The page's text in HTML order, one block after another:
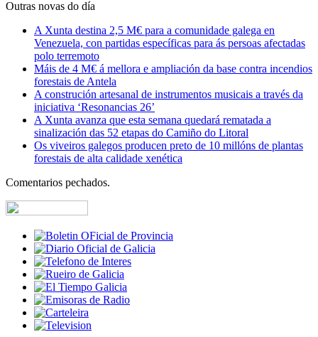
Outras novas do día
A Xunta destina 2,5 M€ para a comunidade galega en
Venezuela, con partidas específicas para ás persoas afectadas
polo terremoto
Máis de 4 M€ á mellora e ampliación da base contra incendios
forestais de Antela
A construción artesanal de instrumentos musicais a través da
iniciativa ‘Resonancias 26’
A Xunta avanza que esta semana quedará rematada a
sinalización das 52 etapas do Camiño do Litoral
Os viveiros galegos producen preto de 10 millóns de plantas
forestais de alta calidade xenética
Comentarios pechados.